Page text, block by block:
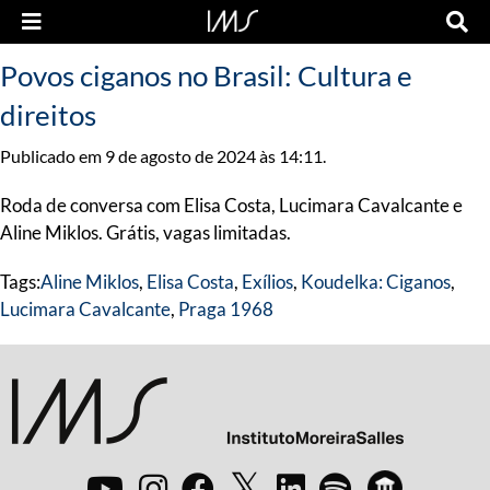
Povos ciganos no Brasil: Cultura e
direitos
Publicado em 9 de agosto de 2024 às 14:11.
Roda de conversa com Elisa Costa, Lucimara Cavalcante e
Aline Miklos. Grátis, vagas limitadas.
Tags:Aline Miklos, Elisa Costa, Exílios, Koudelka: Ciganos,
Lucimara Cavalcante, Praga 1968